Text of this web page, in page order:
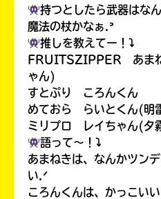
持つとしたら武器はな
魔法の杖かなぁ.ᐣ
推しを教えてー！⤵︎
FRUITSZIPPER あま
ゃん)
すとぷり ころんくん
めておら らいとくん(明
ミリプロ レイちゃん(夕
語って〜！⤵︎
あまねきは、なんかツン
い.ᐟ
ころんくんは、かっこい